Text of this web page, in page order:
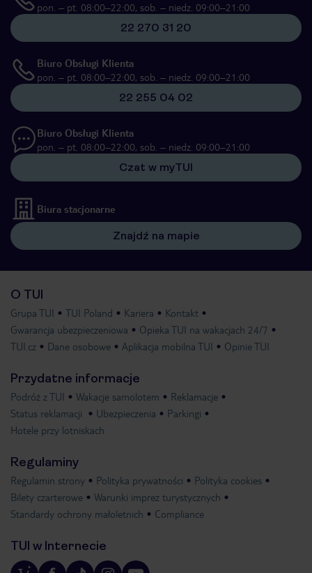
pon. – pt. 08:00–22:00, sob. – niedz. 09:00–21:00
22 270 31 20
Biuro Obsługi Klienta
pon. – pt. 08:00–22:00, sob. – niedz. 09:00–21:00
22 255 04 02
Biuro Obsługi Klienta
pon. – pt. 08:00–22:00, sob. – niedz. 09:00–21:00
Czat w myTUI
Biura stacjonarne
Znajdź na mapie
O TUI
Grupa TUI TUI Poland Kariera
Kontakt
Gwarancja ubezpieczeniowa
Opieka TUI na wakacjach 24/7
TUI.cz
Dane osobowe Aplikacja mobilna TUI Opinie TUI
Przydatne informacje
Podróż z TUI Wakacje samolotem
Reklamacje
Status reklamacji
Ubezpieczenia
Parkingi
Hotele przy lotniskach
Regulaminy
Regulamin strony Polityka prywatności
Polityka cookies
Bilety czarterowe
Warunki imprez turystycznych
Standardy ochrony małoletnich
Compliance
TUI w Internecie